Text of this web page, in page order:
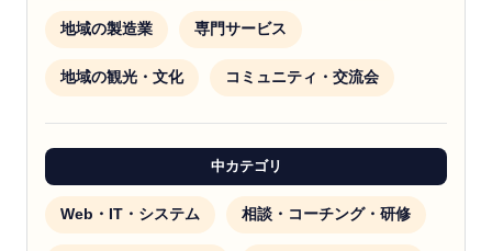
地域の製造業 専門サービス
地域の観光・文化 コミュニティ・交流会
中カテゴリ
Web・IT・システム 相談・コーチング・研修